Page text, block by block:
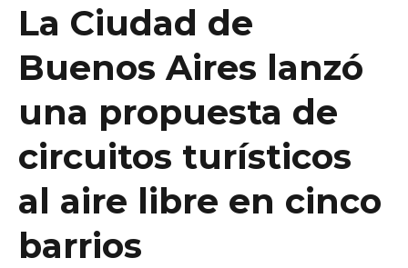
La Ciudad de
Buenos Aires lanzó
una propuesta de
circuitos turísticos
al aire libre en cinco
barrios